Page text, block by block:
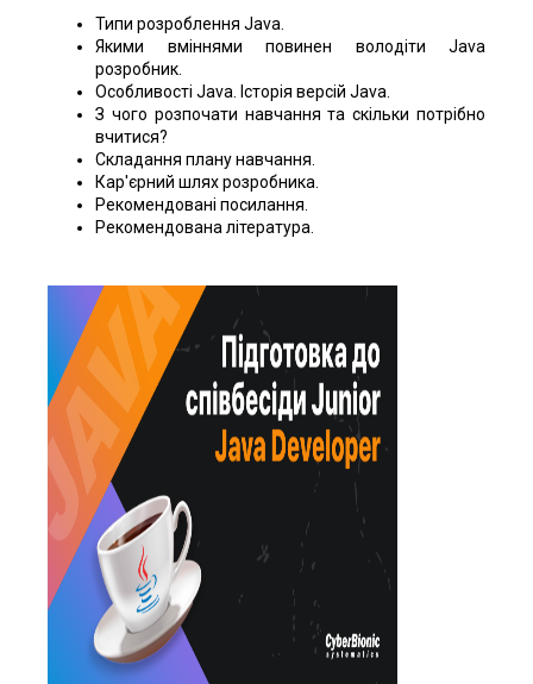
Типи розроблення Java.
Якими вміннями повинен володіти Java
розробник.
Особливості Java. Історія версій Java.
З чого розпочати навчання та скільки потрібно
вчитися?
Складання плану навчання.
Кар'єрний шлях розробника.
Рекомендовані посилання.
Рекомендована література.